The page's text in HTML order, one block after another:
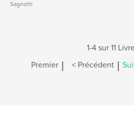
Sagnotti
1-4 sur 11
Premier | < Précédent |